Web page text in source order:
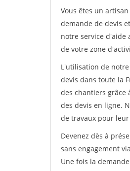
Vous êtes un
demande de devis
notre service d'aide
de votre zone
L'utilisation de
devis dans toute la
des chantiers grâce
des devis en ligne.
de travaux pour
Devenez dès à
sans engagement
Une fois la